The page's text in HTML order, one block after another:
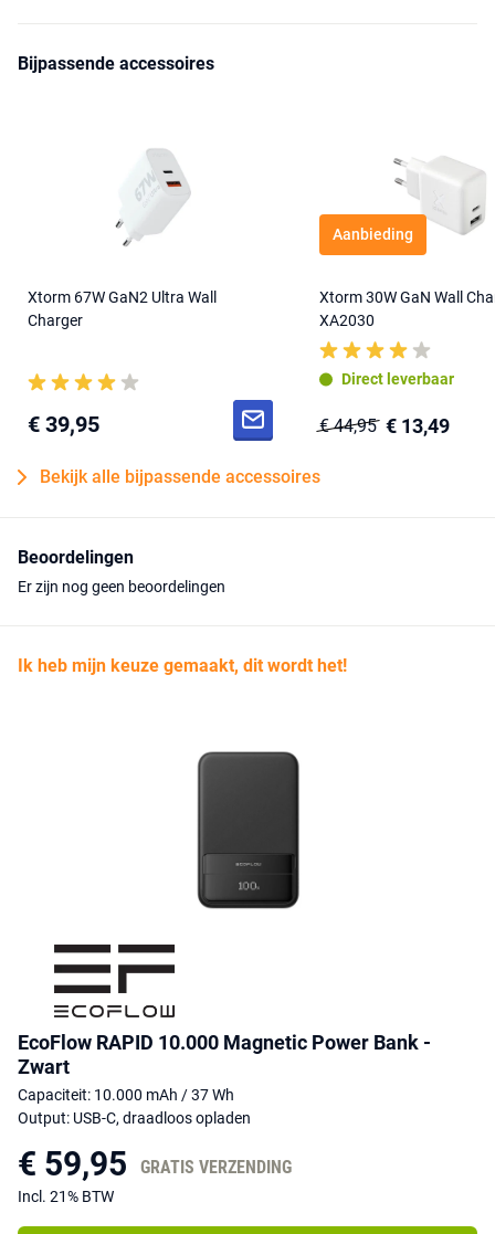
Bijpassende accessoires
Xtorm 67W GaN2 Ultra Wall
Charger
€ 39,95
Aanbieding
Xtorm 30W GaN Wall
XA2030
Direct leverbaar
€ 44,95 € 13,49
Bekijk alle bijpassende accessoires
Beoordelingen
Er zijn nog geen beoordelingen
Ik heb mijn keuze gemaakt, dit wordt het!
EcoFlow RAPID 10.000 Magnetic Power Bank -
Zwart
Capaciteit: 10.000 mAh / 37 Wh
Output: USB-C, draadloos opladen
€ 59,95 GRATIS VERZENDING
Incl. 21% BTW